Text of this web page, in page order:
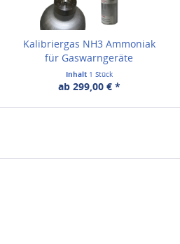
Kalibriergas NH3 Ammoniak
für Gaswarngeräte
Inhalt 1 Stück
ab 299,00 € *